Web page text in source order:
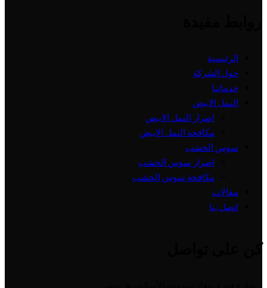
الرئيسية
حول الشركة
خدماتنا
النمل الابيض
اضرار النمل الابيض
مكافحة النمل الابيض
سوس الخشب
اضرار سوس الخشب
مكافحة سوس الخشب
مقالات
اتصل بنا
كن على تواصل